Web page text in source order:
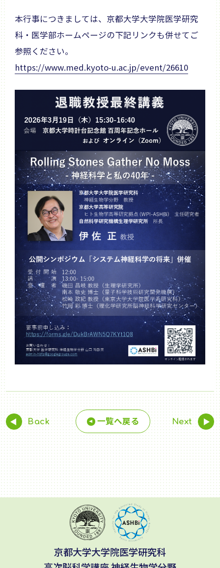
本行事につきましては、京都大学大学院医学研究
科・医学部ホームページの下記リンクも併せてご
参照ください。
https://www.med.kyoto-u.ac.jp/event/26610
Back 一覧へ戻る Next
京都大学大学院医学研究科